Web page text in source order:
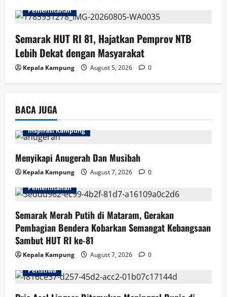
Pemerintahan
Semarak HUT RI 81, Hajatkan Pemprov NTB
Lebih Dekat dengan Masyarakat
Kepala Kampung August 5, 2026 0
BACA JUGA
Inspirasi Kampung
Menyikapi Anugerah Dan Musibah
Kepala Kampung August 7, 2026
0
Pemerintahan
Semarak Merah Putih di Mataram, Gerakan
Pembagian Bendera Kobarkan Semangat Kebangsaan
Sambut HUT RI ke-81
Kepala Kampung August 7, 2026
0
Peristiwa